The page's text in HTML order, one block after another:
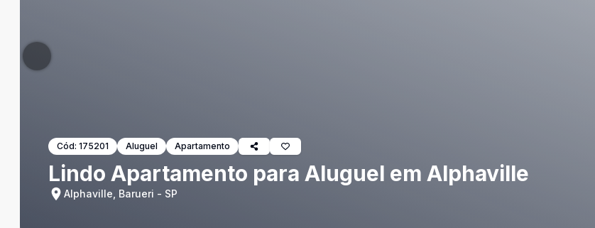
Cód: 175201 Aluguel Apartamento
Lindo Apartamento para Aluguel em Alphaville
Alphaville, Barueri - SP